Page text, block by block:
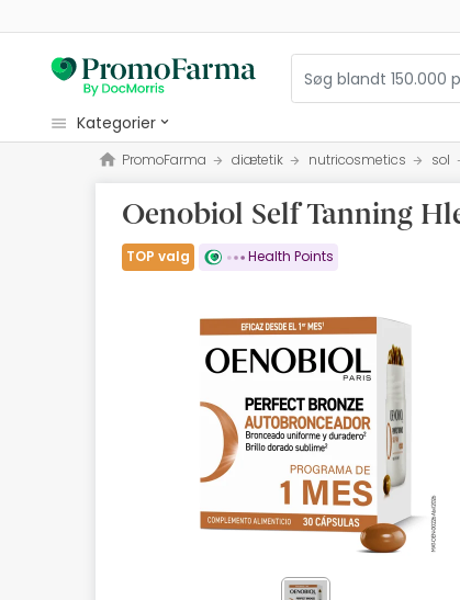
kategorier
kosmetiske
sundhed
hygiejne
Naturlig kosmetik
PromoFarma diætetik nutricosmetics sol
Oenobiol Self Tanning
TOP valg Health Points